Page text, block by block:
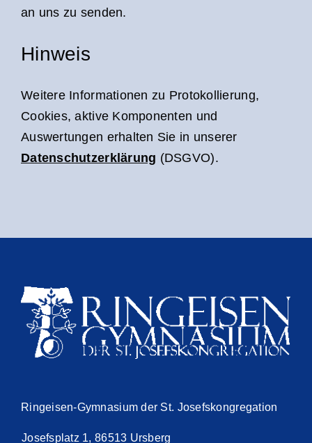
an uns zu senden.
Hinweis
Weitere Informationen zu Protokollierung,
Cookies, aktive Komponenten und
Auswertungen erhalten Sie in unserer
Datenschutzerklärung (DSGVO).
Ringeisen-Gymnasium der St. Josefskongregation
Josefsplatz 1, 86513 Ursberg